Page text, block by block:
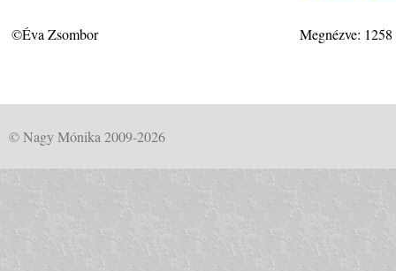
©Éva Zsombor Megnézve:
© Nagy Mónika 2009-2026